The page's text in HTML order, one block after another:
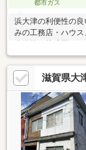
都市ガス
浜大津の利便性の
みの工務店・ハウス
小学校、幼稚園、
沿いのなぎさ公園
す。
滋賀県大